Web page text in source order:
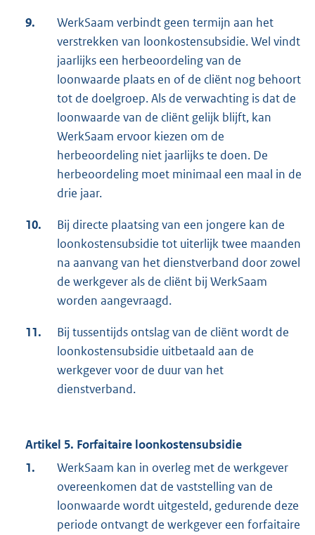
9.
WerkSaam verbindt geen termijn aan het
verstrekken van loonkostensubsidie. Wel vindt
jaarlijks een herbeoordeling van de
loonwaarde plaats en of de cliënt nog behoort
tot de doelgroep. Als de verwachting is dat de
loonwaarde van de cliënt gelijk blijft, kan
WerkSaam ervoor kiezen om de
herbeoordeling niet jaarlijks te doen. De
herbeoordeling moet minimaal een maal in de
drie jaar.
10.
Bij directe plaatsing van een jongere kan de
loonkostensubsidie tot uiterlijk twee maanden
na aanvang van het dienstverband door zowel
de werkgever als de cliënt bij WerkSaam
worden aangevraagd.
11.
Bij tussentijds ontslag van de cliënt wordt de
loonkostensubsidie uitbetaald aan de
werkgever voor de duur van het
dienstverband.
Artikel 5. Forfaitaire loonkostensubsidie
1.
WerkSaam kan in overleg met de werkgever
overeenkomen dat de vaststelling van de
loonwaarde wordt uitgesteld, gedurende deze
periode ontvangt de werkgever een forfaitaire